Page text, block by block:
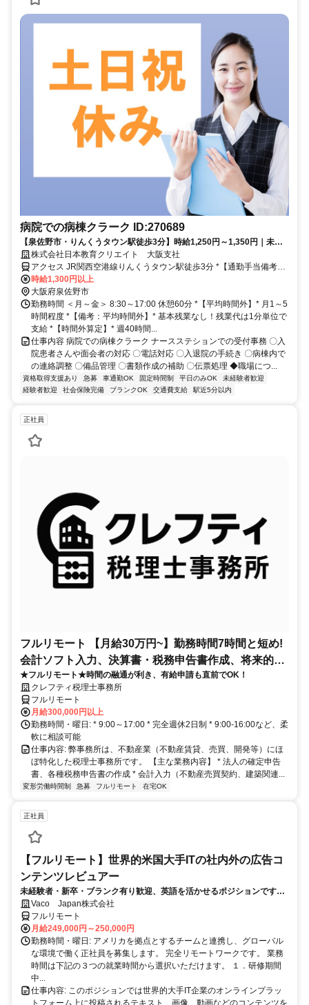
病院での病棟クラーク ID:270689
【泉佐野市・りんくうタウン駅徒歩3分】時給1,250円～1,350円｜未経
験OK｜土日祝休み｜病棟クラーク【りんくうタウン駅3分】未経験歓迎
／長期安定×病院クラーク／基本残業なし♪定時退社OK
株式会社日本教育クリエイト 大阪支社
アクセス JR関西空港線りんくうタウン駅徒歩3分 *【通勤手当備考】*
日本教育クリエイトなら交通費全額に加えて、 自宅～最寄駅まで1キ
ロ以上なら『駐輪場代』 2キロ以上なら『バス代』もプラス支給
時給1,300円以上
大阪府泉佐野市
勤務時間 ＜月～金＞ 8:30～17:00 休憩60分 *【平均時間外】* 月1～5
時間程度 *【備考：平均時間外】* 基本残業なし！残業代は1分単位で
支給 *【時間外算定】* 週40時間...
仕事内容 病院での病棟クラーク ナースステションでの受付事務 〇入
院患者さんや面会者の対応 〇電話対応 〇入退院の手続き 〇病棟内で
の連絡調整 〇備品管理 〇書類作成の補助 〇伝票処理 ◆職場につ...
資格取得支援あり 急募 車通勤OK 固定時間制 平日のみOK
未経験者歓迎
経験者歓迎
社会保険完備 ブランクOK 交通費支給 駅近5分以内
正社員
フルリモート 【月給30万円~】勤務時間7時間と短め!
会計ソフト入力、決算書・税務申告書作成、将来的に
決算説明も
★フルリモート★時間の融通が利き、有給申請も直前でOK！
クレフティ税理士事務所
フルリモート
月給300,000円以上
勤務時間・曜日: * 9:00～17:00 * 完全週休2日制 * 9:00-16:00など、柔
軟に相談可能
仕事内容: 弊事務所は、不動産業（不動産賃貸、売買、開発等）にほ
ぼ特化した税理士事務所です。 【主な業務内容】 * 法人の確定申告
書、各種税務申告書の作成 * 会計入力（不動産売買契約、建築関連...
変形労働時間制 急募 フルリモート 在宅OK
正社員
【フルリモート】世界的米国大手ITの社内外の広告コ
ンテンツレビュアー
未経験者・新卒・ブランク有り歓迎、英語を活かせるポジションです。
完全リモート
Vaco Japan株式会社
フルリモート
月給249,000円～250,000円
勤務時間・曜日: アメリカを拠点とするチームと連携し、グローバル
な環境で働く正社員を募集します。 完全リモートワークです。 業務
時間は下記の３つの就業時間から選択いただけます。 １．研修期間
中...
仕事内容: このポジションでは世界的大手IT企業のオンラインプラッ
トフォーム上に投稿されるテキスト、画像、動画などのコンテンツを